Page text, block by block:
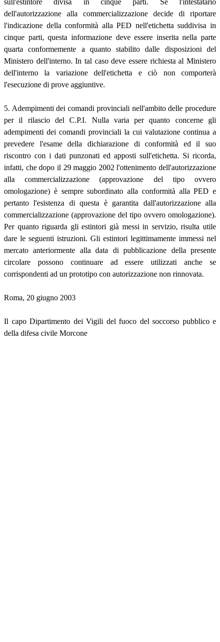
dell'autorizzazione alla commercializzazione decide di riportare
l'indicazione della conformità alla PED nell'etichetta suddivisa in
cinque parti, questa informazione deve essere inserita nella parte
quarta conformemente a quanto stabilito dalle disposizioni del
Ministero dell'interno. In tal caso deve essere richiesta al Ministero
dell'interno la variazione dell'etichetta e ciò non comporterà
l'esecuzione di prove aggiuntive.
5. Adempimenti dei comandi provinciali nell'ambito delle procedure
per il rilascio del C.P.I. Nulla varia per quanto concerne gli
adempimenti dei comandi provinciali la cui valutazione continua a
prevedere l'esame della dichiarazione di conformità ed il suo
riscontro con i dati punzonati ed apposti sull'etichetta. Si ricorda,
infatti, che dopo il 29 maggio 2002 l'ottenimento dell'autorizzazione
alla commercializzazione (approvazione del tipo ovvero
omologazione) è sempre subordinato alla conformità alla PED e
pertanto l'esistenza di questa è garantita dall'autorizzazione alla
commercializzazione (approvazione del tipo ovvero omologazione).
Per quanto riguarda gli estintori già messi in servizio, risulta utile
dare le seguenti istruzioni. Gli estintori legittimamente immessi nel
mercato anteriormente alla data di pubblicazione della presente
circolare possono continuare ad essere utilizzati anche se
corrispondenti ad un prototipo con autorizzazione non rinnovata.
Roma, 20 giugno 2003
Il capo Dipartimento dei Vigili del fuoco del soccorso pubblico e
della difesa civile Morcone